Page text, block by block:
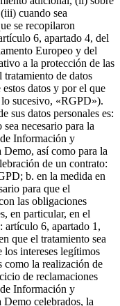
cuando sea
se recopilaron
6, apartado 4, del
Europeo y del
a la protección de las
tratamiento de datos
datos y por el que
sucesivo, «RGPD»).
sus datos personales es:
necesario para la
Información y
así como para la
de un contrato:
b. en la medida en
para que el
las obligaciones
en particular, en el
artículo 6, apartado 1,
que el tratamiento sea
los intereses legítimos
como la realización de
de reclamaciones
Información y
celebrados, la